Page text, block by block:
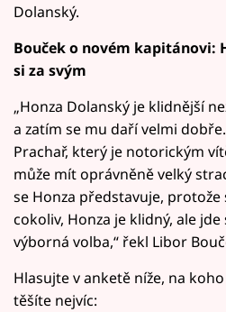
Dolanský.
Bouček o novém kapitánovi:
si za svým
„Honza Dolanský je klidnější
a zatím se mu daří velmi
Prachař, který je notorickým
může mít oprávněně velký
se Honza představuje,
cokoliv, Honza je klidný, ale jde
výborná volba,“ řekl Libor
Hlasujte v anketě níže, na
těšíte nejvíc: